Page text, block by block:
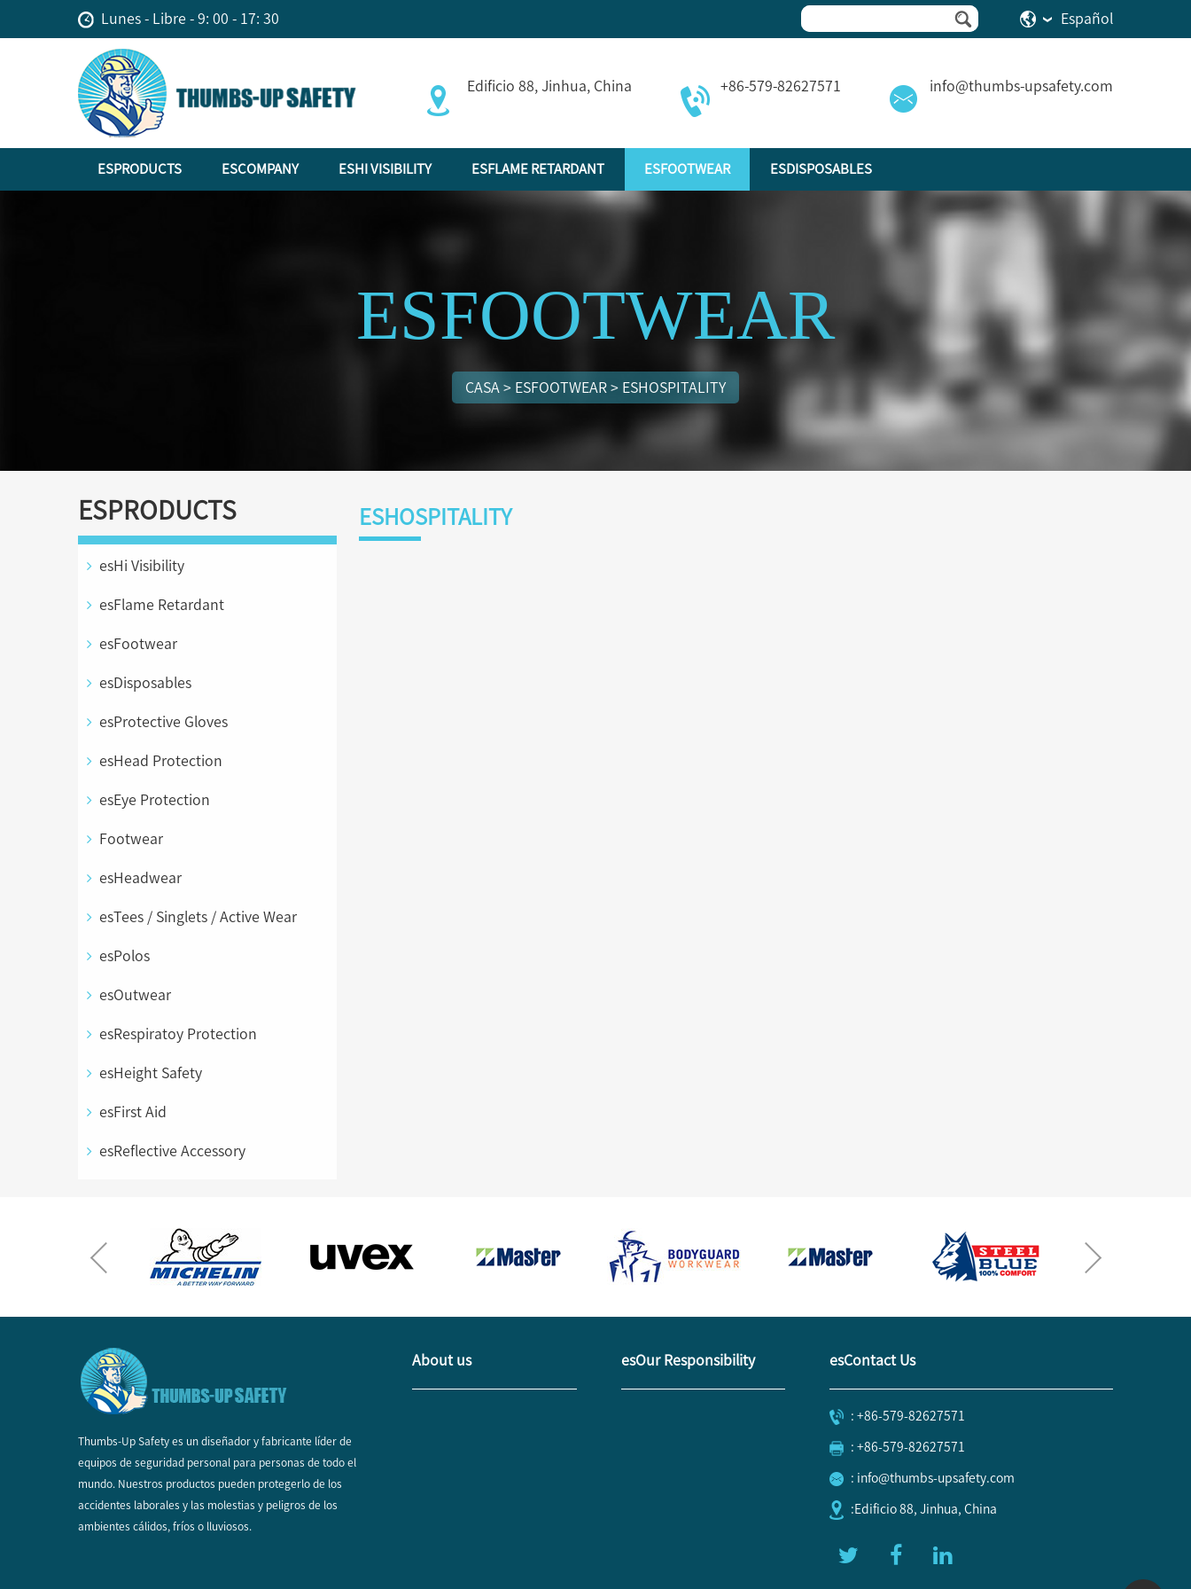
Lunes - Libre - 9: 00 - 17: 30 Español
Edificio 88, Jinhua, China +86-579-82627571 info@thumbs-upsafety.com
ESPRODUCTS ESCOMPANY ESHI VISIBILITY ESFLAME RETARDANT ESFOOTWEAR ESDISPOSABLES
ESFOOTWEAR
CASA > ESFOOTWEAR > ESHOSPITALITY
ESPRODUCTS
esHi Visibility
esFlame Retardant
esFootwear
esDisposables
esProtective Gloves
esHead Protection
esEye Protection
Footwear
esHeadwear
esTees / Singlets / Active Wear
esPolos
esOutwear
esRespiratoy Protection
esHeight Safety
esFirst Aid
esReflective Accessory
ESHOSPITALITY
Thumbs-Up Safety es un diseñador y fabricante líder de
equipos de seguridad personal para personas de todo el
mundo. Nuestros productos pueden protegerlo de los
accidentes laborales y las molestias y peligros de los
ambientes cálidos, fríos o lluviosos.
About us esOur Responsibility esContact Us
: +86-579-82627571
: +86-579-82627571
: info@thumbs-upsafety.com
:Edificio 88, Jinhua, China